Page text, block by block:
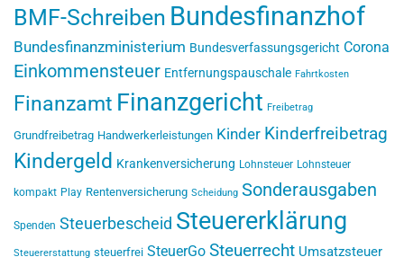
BMF-Schreiben Bundesfinanzhof
Bundesfinanzministerium Bundesverfassungsgericht Corona
Einkommensteuer Entfernungspauschale Fahrtkosten
Finanzamt Finanzgericht Freibetrag
Grundfreibetrag Handwerkerleistungen Kinder Kinderfreibetrag
Kindergeld Krankenversicherung Lohnsteuer Lohnsteuer
kompakt Play Rentenversicherung Scheidung Sonderausgaben
Spenden Steuerbescheid Steuererklärung
Steuererstattung steuerfrei SteuerGo Steuerrecht Umsatzsteuer